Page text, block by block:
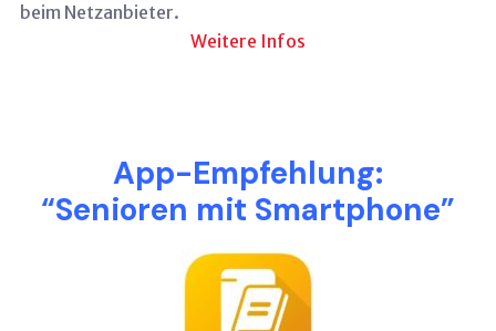
beim Netzanbieter.
Weitere Infos
App-Empfehlung:
“Senioren mit Smartphone”